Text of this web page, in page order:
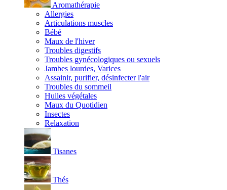
Aromathérapie
Allergies
Articulations muscles
Bébé
Maux de l'hiver
Troubles digestifs
Troubles gynécologiques ou sexuels
Jambes lourdes, Varices
Assainir, purifier, désinfecter l'air
Troubles du sommeil
Huiles végétales
Maux du Quotidien
Insectes
Relaxation
Tisanes
Thés